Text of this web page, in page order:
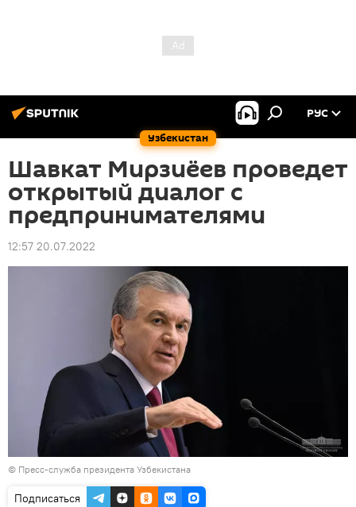
Узбекистан
РУС
Шавкат Мирзиёев проведет
открытый диалог с
предпринимателями
12:57 20.07.2022
© Пресс-служба президента Узбекистана
Подписаться